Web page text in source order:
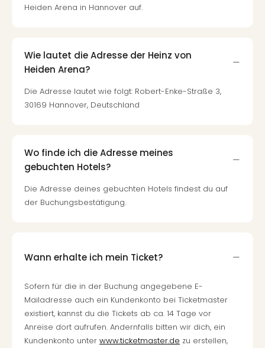
Heiden Arena in Hannover auf.
Wie lautet die Adresse der Heinz von
Heiden Arena?
Die Adresse lautet wie folgt: Robert-Enke-Straße 3,
30169 Hannover, Deutschland
Wo finde ich die Adresse meines
gebuchten Hotels?
Die Adresse deines gebuchten Hotels findest du auf
der Buchungsbestätigung.
Wann erhalte ich mein Ticket?
Sofern für die in der Buchung angegebene E-
Mailadresse auch ein Kundenkonto bei Ticketmaster
existiert, kannst du die Tickets ab ca. 14 Tage vor
Anreise dort aufrufen. Andernfalls bitten wir dich, ein
Kundenkonto unter www.ticketmaster.de zu erstellen,